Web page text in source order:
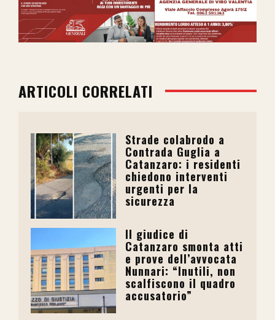
ARTICOLI CORRELATI
Strade colabrodo a
Contrada Guglia a
Catanzaro: i residenti
chiedono interventi
urgenti per la
sicurezza
Il giudice di
Catanzaro smonta atti
e prove dell’avvocata
Nunnari: “Inutili, non
scalfiscono il quadro
accusatorio”